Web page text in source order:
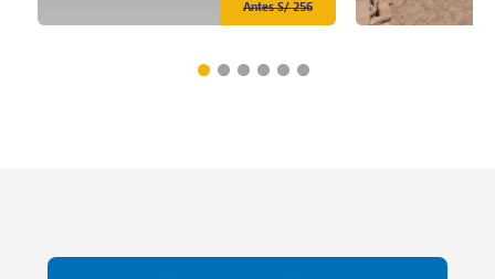
Antes S/ 256